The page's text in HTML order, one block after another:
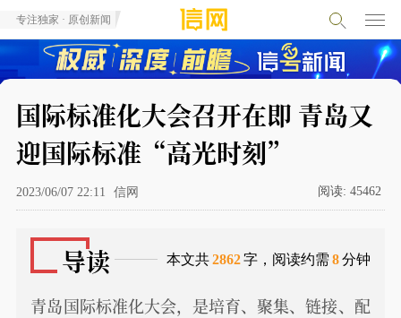
专注独家 · 原创新闻
国际标准化大会召开在即 青岛又
迎国际标准“高光时刻”
2023/06/07 22:11 信网 阅读: 45462
导读 本文共2862字，阅读约需 8分钟
青岛国际标准化大会，是培育、聚集、链接、配